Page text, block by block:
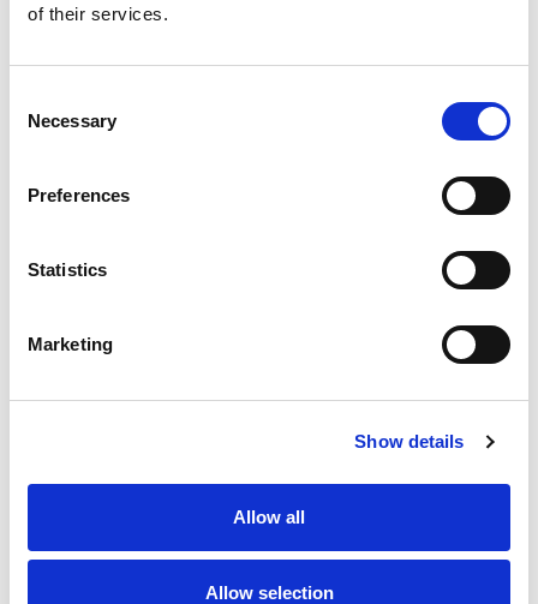
of their services.
Selection
Necessary
Preferences
Statistics
Marketing
Show details
Allow all
Allow selection
Heb je geen Entree account?
Klik hier om een gratis
account aan te maken.